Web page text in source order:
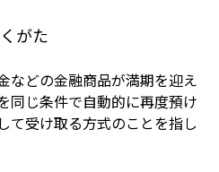
がた
などの金融商品が満期を迎え
同じ条件で自動的に再度預け
て受け取る方式のことを指し